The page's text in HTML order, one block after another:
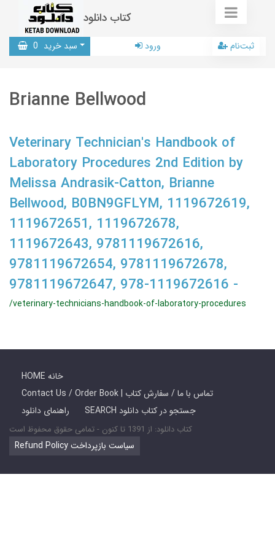
کتاب دانلود
سبد خرید 0 ورود ثبت‌نام
Brianne Bellwood
Veterinary Technician's Handbook of
Laboratory Procedures 2nd Edition by
Melissa Andrasik-Catton, Brianne
Bellwood, B0BN9GFLYM, 1119672619,
1119672651, 1119672678,
1119672643, 9781119672616,
9781119672654, 9781119672678,
9781119672647, 978-1119672616 -
/veterinary-technicians-handbook-of-laboratory-procedures
HOME خانه
Contact Us / Order Book | تماس با ما / سفارش کتاب
راهنمای دانلود
SEARCH جستجو در کتاب دانلود
کتاب دانلود: از 1391 تا کنون - تمامی حقوق محفوظ است
Refund Policy سیاست بازپرداخت